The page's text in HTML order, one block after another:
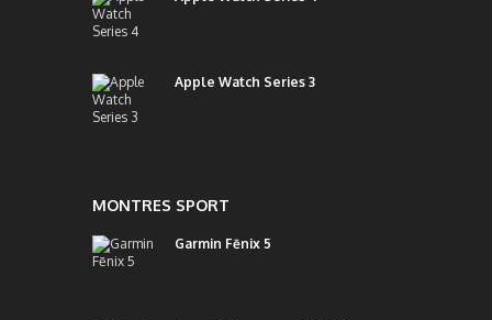
Apple Watch Series 3
MONTRES SPORT
Garmin Fēnix 5